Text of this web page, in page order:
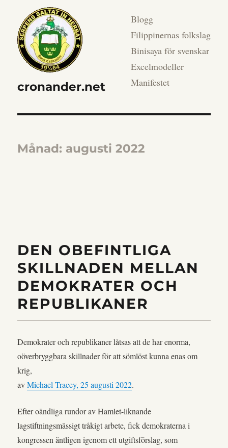
cronander.net
Blogg
Filippinernas folkslag
Binisaya för svenskar
Excelmodeller
Manifestet
Månad: augusti 2022
DEN OBEFINTLIGA
SKILLNADEN MELLAN
DEMOKRATER OCH
REPUBLIKANER
Demokrater och republikaner låtsas att de har enorma,
oöverbryggbara skillnader för att sömlöst kunna enas om
krig,
avMichael Tracey, 25 augusti 2022.
Efter oändliga rundor av Hamlet-liknande
lagstiftningsmässigt tråkigt arbete, fick demokraterna i
kongressen äntligen igenom ett utgiftsförslag, som